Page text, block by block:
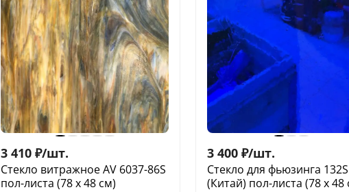
3 410 ₽/шт.
Стекло витражное AV 6037-86S
пол-листа (78 х 48 см)
3 400 ₽/шт.
Стекло для фьюзинга
(Китай) пол-листа (78 х 48